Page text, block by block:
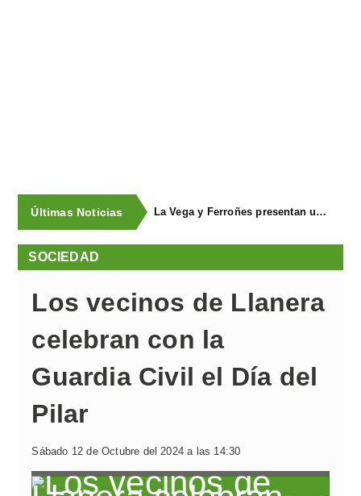
Últimas Noticias La Vega y Ferroñes presentan una completa programación para sus fiestas
SOCIEDAD
Los vecinos de Llanera
celebran con la
Guardia Civil el Día del
Pilar
Sábado 12 de Octubre del 2024 a las 14:30